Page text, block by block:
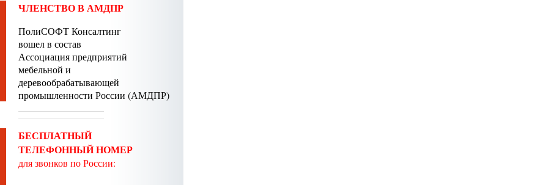
ЧЛЕНСТВО В АМДПР
ПолиСОФТ Консалтинг
вошел в состав
Ассоциация предприятий
мебельной и
деревообрабатывающей
промышленности России (АМДПР)
БЕСПЛАТНЫЙ
ТЕЛЕФОННЫЙ НОМЕР
для звонков по России: